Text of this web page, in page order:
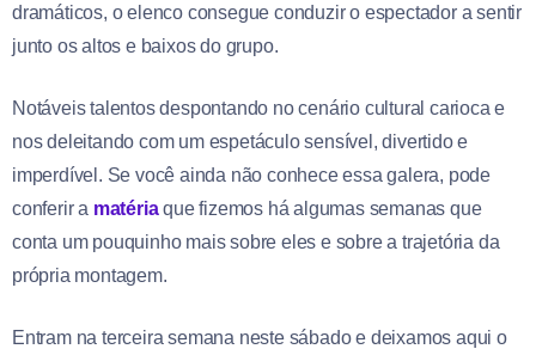
dramáticos, o elenco consegue conduzir o espectador a sentir
junto os altos e baixos do grupo.
Notáveis talentos despontando no cenário cultural carioca e
nos deleitando com um espetáculo sensível, divertido e
imperdível. Se você ainda não conhece essa galera, pode
conferir a matériaque fizemos há algumas semanas que
conta um pouquinho mais sobre eles e sobre a trajetória da
própria montagem.
Entram na terceira semana neste sábado e deixamos aqui o